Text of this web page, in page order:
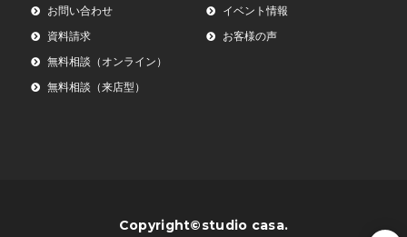
お問い合わせ
資料請求
無料相談（オンライン）
無料相談（来店型）
イベント情報
お客様の声
Copyright©studio casa.